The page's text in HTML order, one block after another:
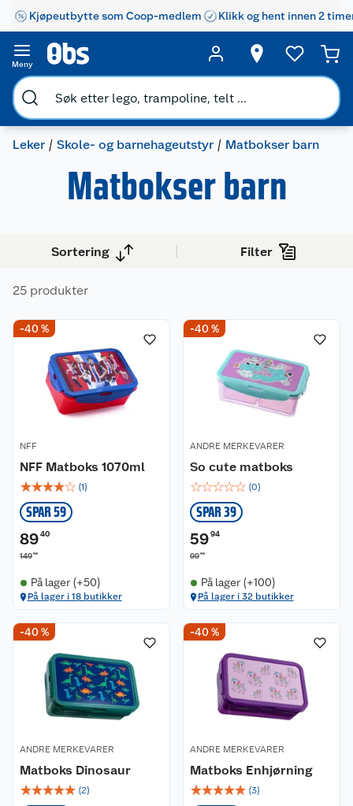
Kjøpeutbytte som Coop-medlem Klikk og hent innen 2
Meny
Leker Skole- og barnehageutstyr Matbokser barn
Matbokser barn
Sortering Filter
25 produkter
-40 %
NFF
NFF Matboks 1070ml
☆☆☆☆☆ (1)
SPAR 59
8940
14900
På lager (+50)
På lager i 18 butikker
-40 %
ANDRE MERKEVARER
So cute matboks
☆☆☆☆☆ (0)
SPAR 39
5994
9990
På lager (+100)
På lager i 32 butikker
-40 %
ANDRE MERKEVARER
Matboks Dinosaur
☆☆☆☆☆ (2)
-40 %
ANDRE MERKEVARER
Matboks Enhjørning
☆☆☆☆☆ (3)